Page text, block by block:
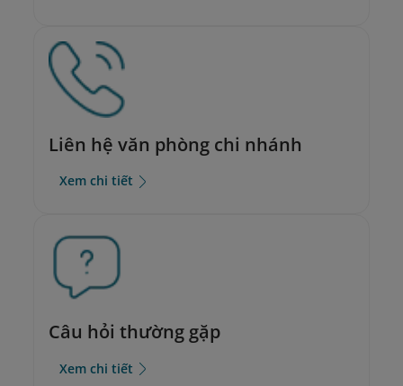
Liên hệ văn phòng chi nhánh
Xem chi tiết
Câu hỏi thường gặp
Xem chi tiết